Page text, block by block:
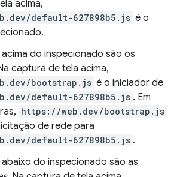
acima,
default-627898b5.js é o
do inspecionado são os
captura de tela acima,
bootstrap.js é o iniciador de
default-627898b5.js . Em
https://web.dev/bootstrap.js
de rede para
default-627898b5.js .
do inspecionado são as